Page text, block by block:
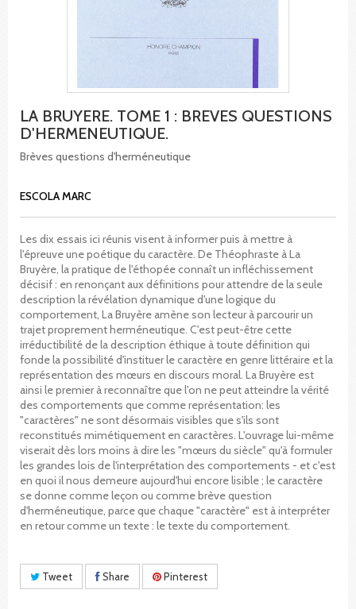
LA BRUYERE. TOME 1 : BREVES QUESTIONS
D'HERMENEUTIQUE.
Brèves questions d'herméneutique
ESCOLA MARC
Les dix essais ici réunis visent à informer puis à mettre à
l'épreuve une poétique du caractère. De Théophraste à La
Bruyère, la pratique de l'éthopée connaît un infléchissement
décisif : en renonçant aux définitions pour attendre de la seule
description la révélation dynamique d'une logique du
comportement, La Bruyère amène son lecteur à parcourir un
trajet proprement herméneutique. C'est peut-être cette
irréductibilité de la description éthique à toute définition qui
fonde la possibilité d'instituer le caractère en genre littéraire et la
représentation des mœurs en discours moral. La Bruyère est
ainsi le premier à reconnaître que l'on ne peut atteindre la vérité
des comportements que comme représentation: les
"caractères" ne sont désormais visibles que s'ils sont
reconstitués mimétiquement en caractères. L'ouvrage lui-même
viserait dès lors moins à dire les "mœurs du siècle" qu'à formuler
les grandes lois de l'interprétation des comportements - et c'est
en quoi il nous demeure aujourd'hui encore lisible ; le caractère
se donne comme leçon ou comme brève question
d'herméneutique, parce que chaque "caractère" est à interpréter
en retour comme un texte : le texte du comportement.
Tweet Share Pinterest